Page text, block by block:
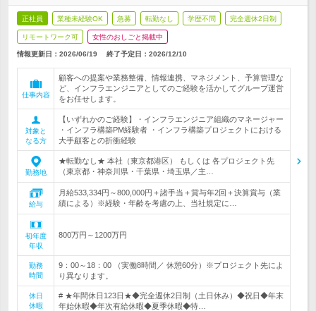
正社員 業種未経験OK 急募 転勤なし 学歴不問 完全週休2日制
リモートワーク可 女性のおしごと掲載中
情報更新日：2026/06/19 終了予定日： 2026/12/10
仕事内容
顧客への提案や業務整備、情報連携、マネジメント、予算管理な
ど、インフラエンジニアとしてのご経験を活かしてグループ運営
をお任せします。
対象と
なる方
【いずれかのご経験】・インフラエンジニア組織のマネージャー
・インフラ構築PM経験者 ・インフラ構築プロジェクトにおける
大手顧客との折衝経験
勤務地
★転勤なし★ 本社（東京都港区） もしくは 各プロジェクト先
（東京都・神奈川県・千葉県・埼玉県／主…
給与
月給533,334円～800,000円＋諸手当＋賞与年2回＋決算賞与（業
績による）※経験・年齢を考慮の上、当社規定に…
初年度
年収
800万円～1200万円
勤務
時間
9：00～18：00 （実働8時間／ 休憩60分）※プロジェクト先によ
り異なります。
休日
休暇
# ★年間休日123日★◆完全週休2日制（土日休み）◆祝日◆年末
年始休暇◆年次有給休暇◆夏季休暇◆特…